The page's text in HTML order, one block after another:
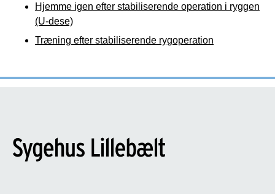
Hjemme igen efter stabiliserende operation i ryggen
(U-dese)
Træning efter stabiliserende rygoperation